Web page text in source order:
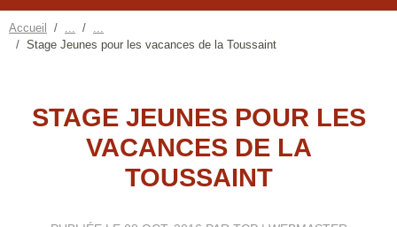
Accueil
Stage Jeunes pour les vacances de la Toussaint
STAGE JEUNES POUR LES
VACANCES DE LA
TOUSSAINT